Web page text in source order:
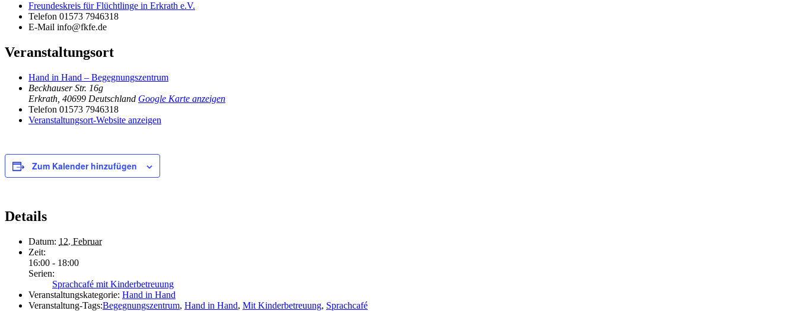
Freundeskreis für Flüchtlinge in Erkrath e.V.
Telefon 01573 7946318
E-Mail info@fkfe.de
Veranstaltungsort
Hand in Hand – Begegnungszentrum
Beckhauser Str. 16g
Erkrath 40699 Deutschland Google Karte anzeigen
Telefon 01573 7946318
Veranstaltungsort-Website anzeigen
Zum Kalender hinzufügen
Details
Datum: 12. Februar
Zeit:
16:00 - 18:00
Serien:
Sprachcafé mit Kinderbetreuung
Veranstaltungskategorie: Hand in Hand
Veranstaltung-Tags:Begegnungszentrum, Hand in Hand, Mit Kinderbetreuung, Sprachcafé